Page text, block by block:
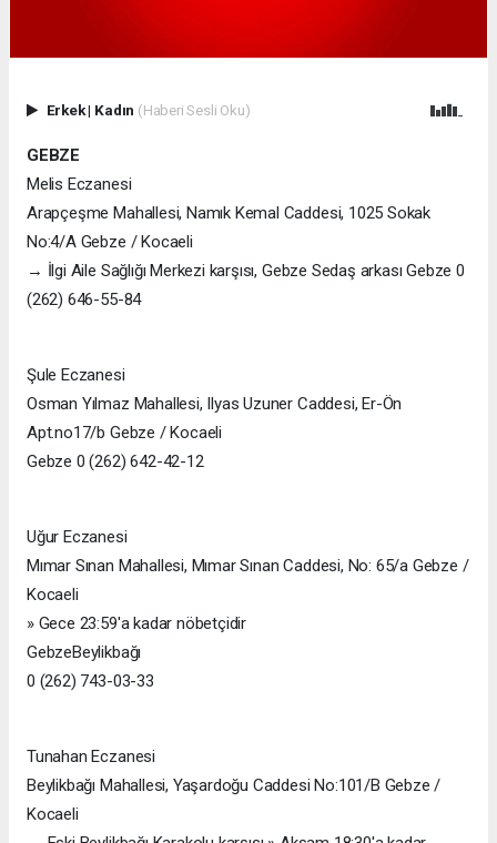
Erkek| Kadın (Haberi Sesli Oku)
GEBZE
Melis Eczanesi
Arapçeşme Mahallesi, Namık Kemal Caddesi, 1025 Sokak
No:4/A Gebze / Kocaeli
→ İlgi Aile Sağlığı Merkezi karşısı, Gebze Sedaş arkası Gebze 0
(262) 646-55-84
Şule Eczanesi
Osman Yılmaz Mahallesi, Ilyas Uzuner Caddesi, Er-Ön
Apt.no17/b Gebze / Kocaeli
Gebze 0 (262) 642-42-12
Uğur Eczanesi
Mımar Sınan Mahallesi, Mımar Sınan Caddesi, No: 65/a Gebze /
Kocaeli
» Gece 23:59'a kadar nöbetçidir
GebzeBeylikbağı
0 (262) 743-03-33
Tunahan Eczanesi
Beylikbağı Mahallesi, Yaşardoğu Caddesi No:101/B Gebze /
Kocaeli